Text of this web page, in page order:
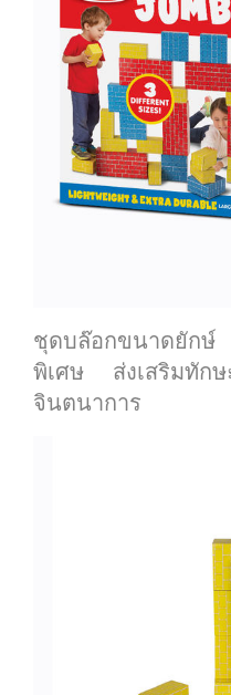
ชุดบล๊อกขนาดยักษ์
พิเศษ ส่งเสริมทัก
จินตนาการ